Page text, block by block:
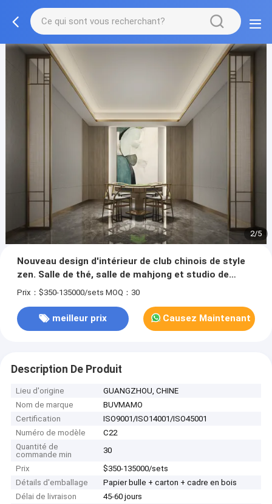
3/5
Nouveau design d'intérieur de club chinois de style
zen. Salle de thé, salle de mahjong et studio de
calligraphie. Panneaux muraux en faïence de bois et
Prix：$350-135000/sets MOQ：30
meilleur prix Causez Maintenant
Description De Produit
Lieu d'origine
GUANGZHOU, CHINE
Nom de marque
BUVMAMO
Certification
ISO9001/ISO14001/ISO45001
Numéro de modèle
C22
Quantité de
commande min
30
Prix
$350-135000/sets
Détails d'emballage
Papier bulle + carton + cadre en bois
Délai de livraison
45-60 jours